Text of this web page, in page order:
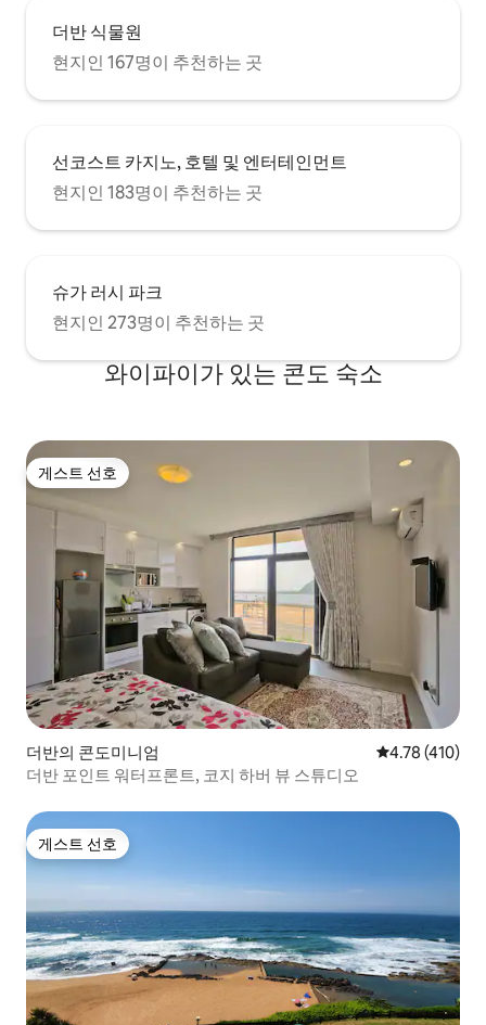
더반 식물원
현지인 167명이 추천하는 곳
선코스트 카지노, 호텔 및 엔터테인먼트
현지인 183명이 추천하는 곳
슈가 러시 파크
현지인 273명이 추천하는 곳
와이파이가 있는 콘도 숙소
게스트 선호
게스트 선호
더반의 콘도미니엄 평점 4.78점(5
4.78 (410)
더반 포인트 워터프론트, 코지 하버 뷰 스튜디오
게스트 선호
게스트 선호